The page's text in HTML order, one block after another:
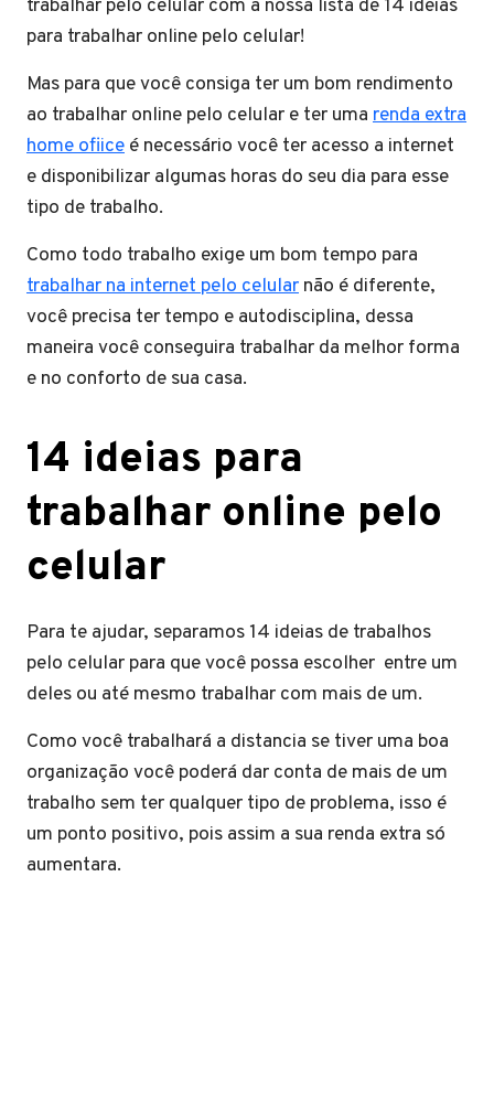
trabalhar pelo celular com a nossa lista de 14 ideias
para trabalhar online pelo celular!
Mas para que você consiga ter um bom rendimento
ao trabalhar online pelo celular e ter uma renda extra
home ofiice é necessário você ter acesso a internet
e disponibilizar algumas horas do seu dia para esse
tipo de trabalho.
Como todo trabalho exige um bom tempo para
trabalhar na internet pelo celular não é diferente,
você precisa ter tempo e autodisciplina, dessa
maneira você conseguira trabalhar da melhor forma
e no conforto de sua casa.
14 ideias para
trabalhar online pelo
celular
Para te ajudar, separamos 14 ideias de trabalhos
pelo celular para que você possa escolher entre um
deles ou até mesmo trabalhar com mais de um.
Como você trabalhará a distancia se tiver uma boa
organização você poderá dar conta de mais de um
trabalho sem ter qualquer tipo de problema, isso é
um ponto positivo, pois assim a sua renda extra só
aumentara.